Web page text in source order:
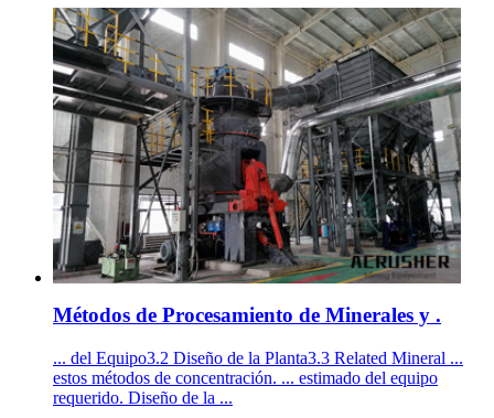
Métodos de Procesamiento de Minerales y .
... del Equipo3.2 Diseño de la Planta3.3 Related Mineral ...
estos métodos de concentración. ... estimado del equipo
requerido. Diseño de la ...